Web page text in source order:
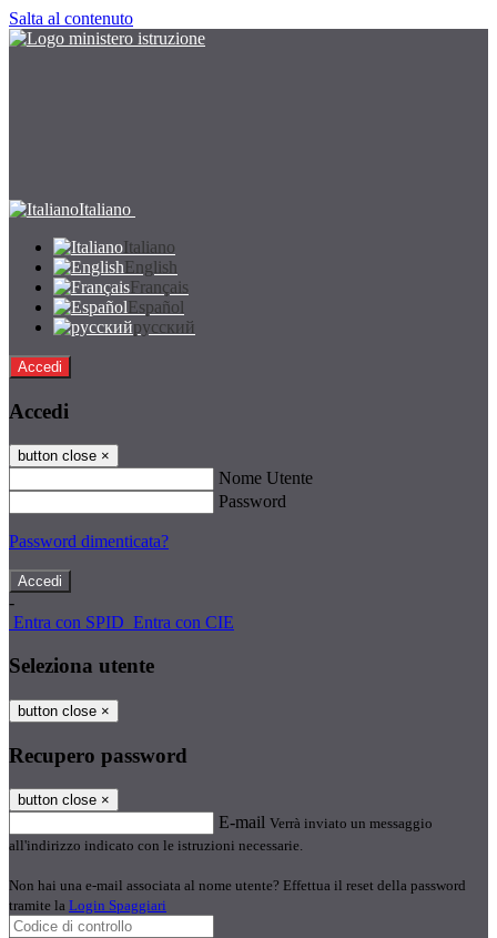
Salta al contenuto
Italiano
Italiano
English
Français
Español
русский
Accedi
Accedi
button close ×
Nome Utente
Password
Password dimenticata?
-
Entra con SPID Entra con CIE
Seleziona utente
button close ×
Recupero password
button close ×
E-mail Verrà inviato un messaggio
all'indirizzo indicato con le istruzioni necessarie.
Non hai una e-mail associata al nome utente? Effettua il reset della password
tramite la Login Spaggiari